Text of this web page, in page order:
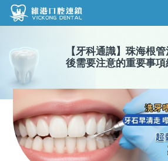
維港首頁
品牌介紹
環境設備
醫院新聞
收費標準
N
收費總表
植牙收費
醫生團隊
【 牙科通識】 珠海根
後需要注意的重要事項